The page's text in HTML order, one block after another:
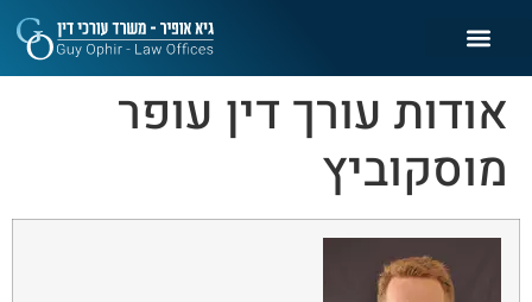
אודות עורך דין עופר
מוסקוביץ